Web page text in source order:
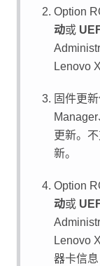
Option
动或
Lenovo
固件更
Manager
更新。
新。
Option
动或
Lenovo
器卡信息